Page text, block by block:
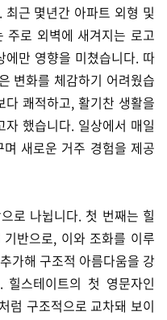
근 몇년간 아파트 외형 및
주로 외벽에 새겨지는 로고
만 영향을 미쳤습니다. 따
변화를 체감하기 어려웠습
쾌적하고, 활기찬 생활을
했습니다. 일상에서 매일
새로운 거주 경험을 제공
로 나뉩니다. 첫 번째는 힐
반으로, 이와 조화를 이루
가해 구조적 아름다움을 강
힐스테이트의 첫 영문자인
럼 구조적으로 교차돼 보이